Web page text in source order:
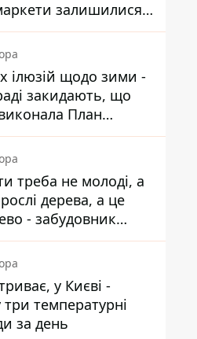
залишилися
ілюзій щодо зими -
закидають, що
План
на 20%
треба не молоді, а
дерева, а це
- забудовник
у Києві -
три температурні
за день